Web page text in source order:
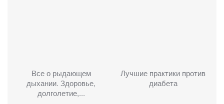
Все о рыдающем
дыхании. Здоровье,
долголетие,...
Лучшие практики против
диабета